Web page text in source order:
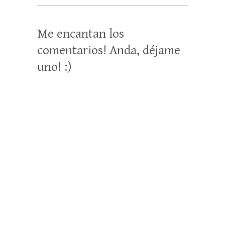
Me encantan los
comentarios! Anda, déjame
uno! :)